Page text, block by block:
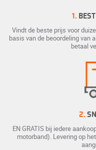
1.
Vindt de beste prijs voor
basis van de beoordeling van
betaal
2.
EN GRATIS bij iedere
motorband). Levering op